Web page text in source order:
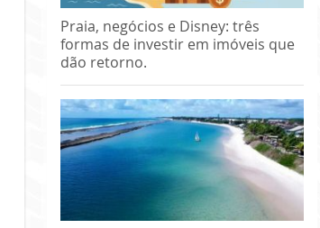
Praia, negócios e Disney: três
formas de investir em imóveis que
dão retorno.